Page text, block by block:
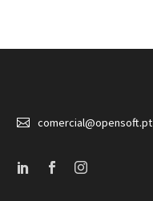

 comercial@opensoft.pt